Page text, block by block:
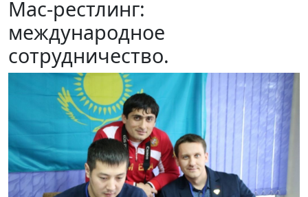
Мас-рестлинг:
международное
сотрудничество.